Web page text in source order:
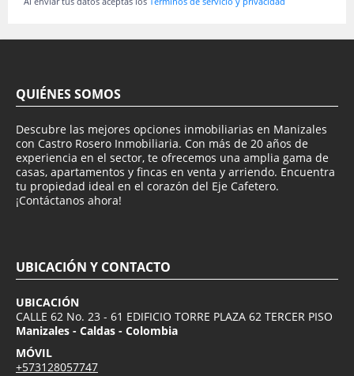
QUIÉNES SOMOS
Descubre las mejores opciones inmobiliarias en Manizales
con Castro Rosero Inmobiliaria. Con más de 20 años de
experiencia en el sector, te ofrecemos una amplia gama de
casas, apartamentos y fincas en venta y arriendo. Encuentra
tu propiedad ideal en el corazón del Eje Cafetero.
¡Contáctanos ahora!
UBICACIÓN Y CONTACTO
UBICACIÓN
CALLE 62 No. 23 - 61 EDIFICIO TORRE PLAZA 62 TERCER PISO
Manizales - Caldas - Colombia
MÓVIL
+573128057747